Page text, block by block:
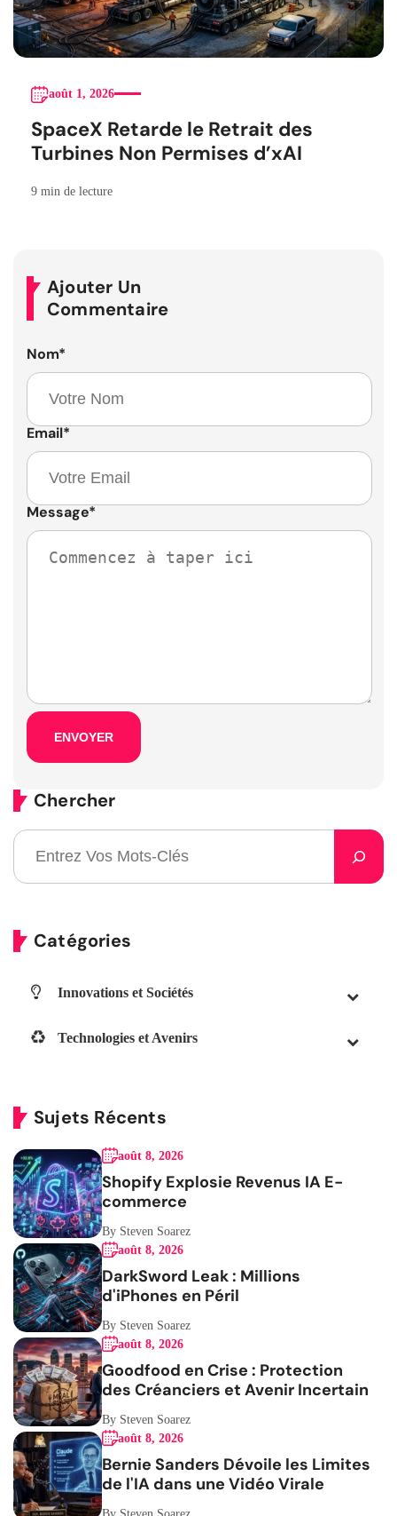
août 1, 2026
SpaceX Retarde le Retrait des
Turbines Non Permises d’xAI
9 min de lecture
Ajouter Un
Commentaire
Nom*
Email*
Message*
Chercher
Catégories
Innovations et Sociétés
Technologies et Avenirs
Sujets Récents
août 8, 2026
Shopify Explosie Revenus IA E-
commerce
By Steven Soarez
août 8, 2026
DarkSword Leak : Millions
d'iPhones en Péril
By Steven Soarez
août 8, 2026
Goodfood en Crise : Protection
des Créanciers et Avenir Incertain
By Steven Soarez
août 8, 2026
Bernie Sanders Dévoile les Limites
de l'IA dans une Vidéo Virale